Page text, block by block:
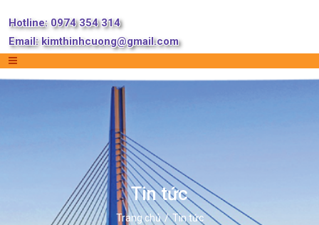
Hotline: 0974 354 314
Email:kimthinhcuong@gmail.com
Tin tức
Trang chủ Tin tức